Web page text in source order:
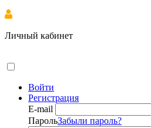
Личный кабинет
Войти
Регистрация
E-mail
ПарольЗабыли пароль?